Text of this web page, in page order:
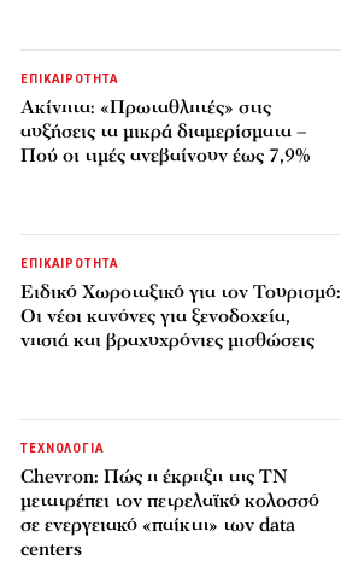
ΕΠΙΚΑΙΡΟΤΗΤΑ
Ακίνητα: «Πρωταθλητές» στις
αυξήσεις τα μικρά διαμερίσματα –
Πού οι τιμές ανεβαίνουν έως 7,9%
ΕΠΙΚΑΙΡΟΤΗΤΑ
Ειδικό Χωροταξικό για τον Τουρισμό:
Οι νέοι κανόνες για ξενοδοχεία,
νησιά και βραχυχρόνιες μισθώσεις
ΤΕΧΝΟΛΟΓΙΑ
Chevron: Πώς η έκρηξη της ΤΝ
μετατρέπει τον πετρελαϊκό κολοσσό
σε ενεργειακό «παίκτη» των data
centers